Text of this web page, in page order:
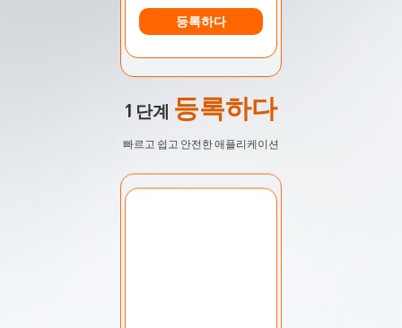
등록하다
1 단계 등록하다
빠르고 쉽고 안전한 애플리케이션